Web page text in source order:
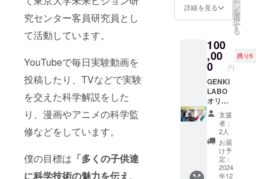
究センター客員研究員とし
て活動しています。
YouTubeで毎日実験動画を
投稿したり、TVなどで実験
を交えた科学解説をした
り、漫画やアニメの科学監
修などをしています。
僕の目標は 「多くの子供達
に科学技術の魅力を伝え、
着丈
104/袖
丈57 3L
ズ 肩
幅44/胸
囲120/
着丈
106/袖
丈58
記載事
まかに
ご記入
くださ
い。
きま
す！ 弊
本の動
画とし
て投稿
しま
す。 元
気先生
も実験
を見せ
てくれ
るか
も？ 日
時：
2025年
1月12
詳細を見る ー
ン
を
選
択
す
る
100
,00
0 円
残り5
GENKI
LABO
オリジ
ナルネ
クタイ
11種
セット
GENKI
LABO
で過去
支援
者：
2人
お届
け予
定：
2024
年12